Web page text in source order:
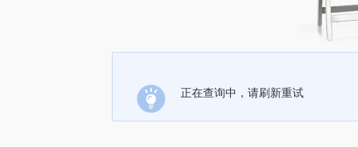
正在查询中，请刷新重试